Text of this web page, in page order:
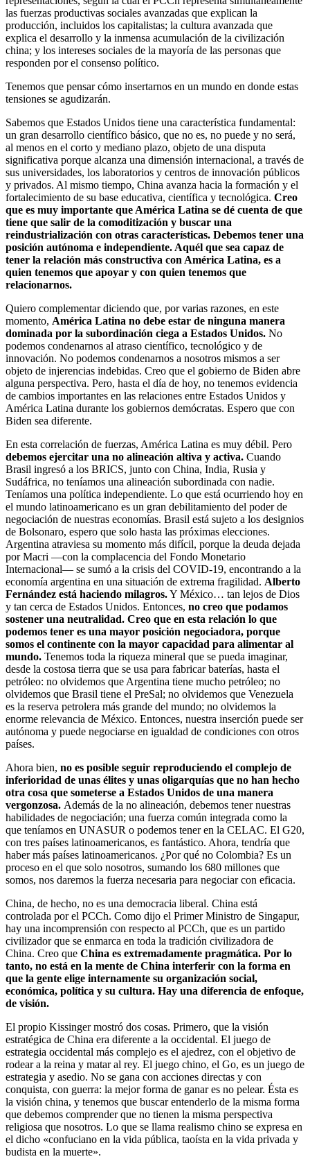
las fuerzas productivas sociales avanzadas que explican la
producción, incluidos los capitalistas; la cultura avanzada que
explica el desarrollo y la inmensa acumulación de la civilización
china; y los intereses sociales de la mayoría de las personas que
responden por el consenso político.
Tenemos que pensar cómo insertarnos en un mundo en donde estas
tensiones se agudizarán.
Sabemos que Estados Unidos tiene una característica fundamental:
un gran desarrollo científico básico, que no es, no puede y no será,
al menos en el corto y mediano plazo, objeto de una disputa
significativa porque alcanza una dimensión internacional, a través de
sus universidades, los laboratorios y centros de innovación públicos
y privados. Al mismo tiempo, China avanza hacia la formación y el
fortalecimiento de su base educativa, científica y tecnológica. Creo
que es muy importante que América Latina se dé cuenta de que
tiene que salir de la comoditización y buscar una
reindustrialización con otras características. Debemos tener una
posición autónoma e independiente. Aquél que sea capaz de
tener la relación más constructiva con América Latina, es a
quien tenemos que apoyar y con quien tenemos que
relacionarnos.
Quiero complementar diciendo que, por varias razones, en este
momento, América Latina no debe estar de ninguna manera
dominada por la subordinación ciega a Estados Unidos. No
podemos condenarnos al atraso científico, tecnológico y de
innovación. No podemos condenarnos a nosotros mismos a ser
objeto de injerencias indebidas. Creo que el gobierno de Biden abre
alguna perspectiva. Pero, hasta el día de hoy, no tenemos evidencia
de cambios importantes en las relaciones entre Estados Unidos y
América Latina durante los gobiernos demócratas. Espero que con
Biden sea diferente.
En esta correlación de fuerzas, América Latina es muy débil. Pero
debemos ejercitar una no alineación altiva y activa. Cuando
Brasil ingresó a los BRICS, junto con China, India, Rusia y
Sudáfrica, no teníamos una alineación subordinada con nadie.
Teníamos una política independiente. Lo que está ocurriendo hoy en
el mundo latinoamericano es un gran debilitamiento del poder de
negociación de nuestras economías. Brasil está sujeto a los designios
de Bolsonaro, espero que solo hasta las próximas elecciones.
Argentina atraviesa su momento más difícil, porque la deuda dejada
por Macri —con la complacencia del Fondo Monetario
Internacional— se sumó a la crisis del COVID-19, encontrando a la
economía argentina en una situación de extrema fragilidad. Alberto
Fernández está haciendo milagros.Y México… tan lejos de Dios
y tan cerca de Estados Unidos. Entonces, no creo que podamos
sostener una neutralidad. Creo que en esta relación lo que
podemos tener es una mayor posición negociadora, porque
somos el continente con la mayor capacidad para alimentar al
mundo. Tenemos toda la riqueza mineral que se pueda imaginar,
desde la costosa tierra que se usa para fabricar baterías, hasta el
petróleo: no olvidemos que Argentina tiene mucho petróleo; no
olvidemos que Brasil tiene el PreSal; no olvidemos que Venezuela
es la reserva petrolera más grande del mundo; no olvidemos la
enorme relevancia de México. Entonces, nuestra inserción puede ser
autónoma y puede negociarse en igualdad de condiciones con otros
países.
Ahora bien, no es posible seguir reproduciendo el complejo de
inferioridad de unas élites y unas oligarquías que no han hecho
otra cosa que someterse a Estados Unidos de una manera
vergonzosa. Además de la no alineación, debemos tener nuestras
habilidades de negociación; una fuerza común integrada como la
que teníamos en UNASUR o podemos tener en la CELAC. El G20,
con tres países latinoamericanos, es fantástico. Ahora, tendría que
haber más países latinoamericanos. ¿Por qué no Colombia? Es un
proceso en el que solo nosotros, sumando los 680 millones que
somos, nos daremos la fuerza necesaria para negociar con eficacia.
China, de hecho, no es una democracia liberal. China está
controlada por el PCCh. Como dijo el Primer Ministro de Singapur,
hay una incomprensión con respecto al PCCh, que es un partido
civilizador que se enmarca en toda la tradición civilizadora de
China. Creo que China es extremadamente pragmática. Por lo
tanto, no está en la mente de China interferir con la forma en
que la gente elige internamente su organización social,
económica, política y su cultura. Hay una diferencia de enfoque,
de visión.
El propio Kissinger mostró dos cosas. Primero, que la visión
estratégica de China era diferente a la occidental. El juego de
estrategia occidental más complejo es el ajedrez, con el objetivo de
rodear a la reina y matar al rey. El juego chino, el Go, es un juego de
estrategia y asedio. No se gana con acciones directas y con
conquista, con guerra: la mejor forma de ganar es no pelear. Ésta es
la visión china, y tenemos que buscar entenderlo de la misma forma
que debemos comprender que no tienen la misma perspectiva
religiosa que nosotros. Lo que se llama realismo chino se expresa en
el dicho «confuciano en la vida pública, taoísta en la vida privada y
budista en la muerte».